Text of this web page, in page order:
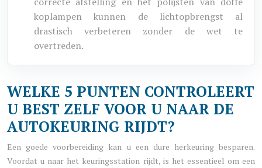
koplampen kunnen de lichtopbrengst al
drastisch verbeteren zonder de wet te
overtreden.
WELKE 5 PUNTEN CONTROLEERT
U BEST ZELF VOOR U NAAR DE
AUTOKEURING RIJDT?
Een goede voorbereiding kan u een dure herkeuring besparen.
Voordat u naar het keuringsstation rijdt, is het essentieel om een